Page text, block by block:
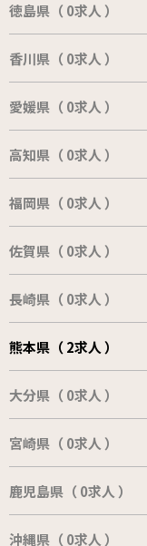
徳島県（ 0求人 ）
香川県（ 0求人 ）
愛媛県（ 0求人 ）
高知県（ 0求人 ）
福岡県（ 0求人 ）
佐賀県（ 0求人 ）
長崎県（ 0求人 ）
熊本県（ 2求人 ）
大分県（ 0求人 ）
宮崎県（ 0求人 ）
鹿児島県（ 0求人 ）
沖縄県（ 0求人 ）